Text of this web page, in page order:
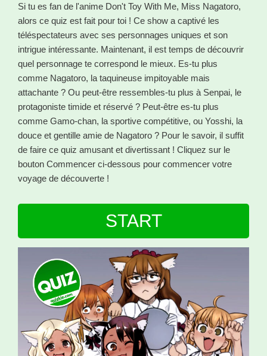
Si tu es fan de l'anime Don't Toy With Me, Miss Nagatoro,
alors ce quiz est fait pour toi ! Ce show a captivé les
téléspectateurs avec ses personnages uniques et son
intrigue intéressante. Maintenant, il est temps de découvrir
quel personnage te correspond le mieux. Es-tu plus
comme Nagatoro, la taquineuse impitoyable mais
attachante ? Ou peut-être ressembles-tu plus à Senpai, le
protagoniste timide et réservé ? Peut-être es-tu plus
comme Gamo-chan, la sportive compétitive, ou Yosshi, la
douce et gentille amie de Nagatoro ? Pour le savoir, il suffit
de faire ce quiz amusant et divertissant ! Cliquez sur le
bouton Commencer ci-dessous pour commencer votre
voyage de découverte !
START